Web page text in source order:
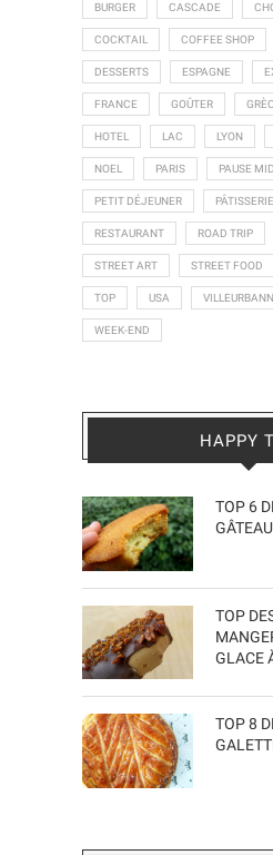
BURGER CASCADE
COCKTAIL COFFEE SHOP
DESSERTS ESPAGNE
FRANCE GOÛTER
HOTEL LAC LYON
NOEL PARIS PAUSE
PETIT DÉJEUNER
RESTAURANT ROAD TRIP
STREET ART STREET FOOD
TOP USA
WEEK-END
HAPPY
TOP 6
TOP
GLACE
TOP 8